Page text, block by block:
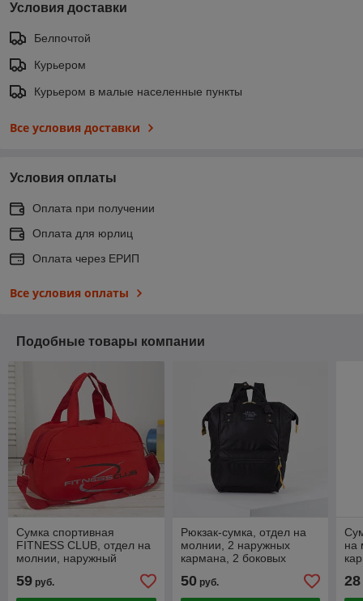
Условия доставки
Белпочтой
Курьером
Курьером в малые населенные пункты
Все условия доставки
Условия оплаты
Оплата при получении
Оплата для юрлиц
Оплата через ЕРИП
Все условия оплаты
Подобные товары компании
Сумка спортивная
FITNESS CLUB, отдел на
молнии, наружный
59 руб.
Рюкзак-сумка, отдел на
молнии, 2 наружных
кармана, 2 боковых
50руб.
на
28